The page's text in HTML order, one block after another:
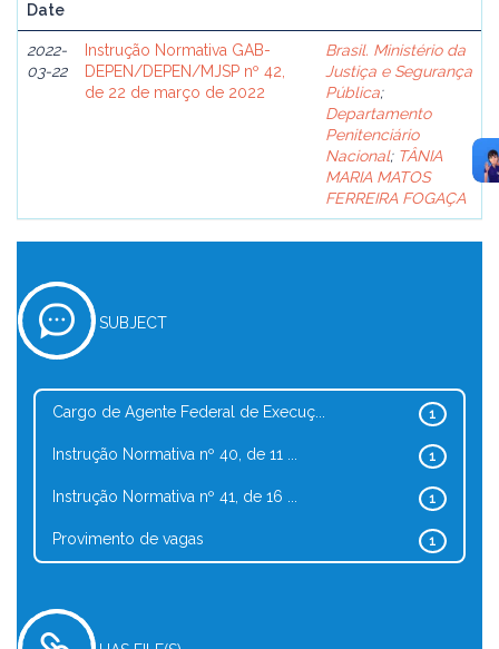
Date
2022-
03-22
Instrução Normativa GAB-
DEPEN/DEPEN/MJSP nº 42,
de 22 de março de 2022
Brasil. Ministério da
Justiça e Segurança
Pública;
Departamento
Penitenciário
Nacional; TÂNIA
MARIA MATOS
FERREIRA FOGAÇA
SUBJECT
1
Cargo de Agente Federal de Execuç...
1
Instrução Normativa nº 40, de 11 ...
1
Instrução Normativa nº 41, de 16 ...
1
Provimento de vagas